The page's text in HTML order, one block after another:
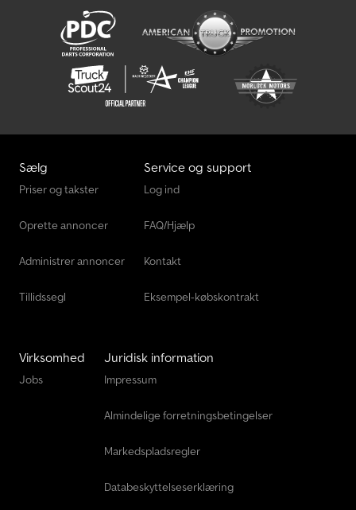
Sælg
Priser og takster
Oprette annoncer
Administrer annoncer
Tillidssegl
Service og support
Log ind
FAQ/Hjælp
Kontakt
Eksempel-købskontrakt
Virksomhed
Jobs
Juridisk information
Impressum
Almindelige forretningsbetingelser
Markedspladsregler
Databeskyttelseserklæring